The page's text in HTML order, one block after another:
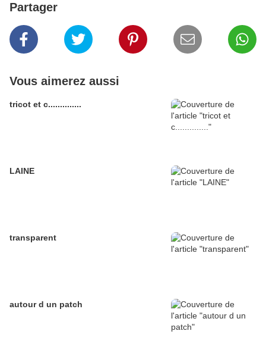
Partager
Vous aimerez aussi
tricot et c..............
LAINE
transparent
autour d un patch